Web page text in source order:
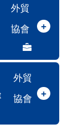
外貿
協會
+
外貿
協會
+